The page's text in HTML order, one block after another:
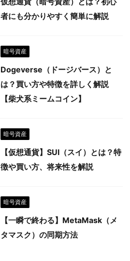
者にも分かりやすく簡単に解説
暗号資産
Dogeverse（ドージバース）と
は？買い方や特徴を詳しく解説
【柴犬系ミームコイン】
暗号資産
【仮想通貨】SUI（スイ）とは？特
徴や買い方、将来性を解説
暗号資産
【一瞬で終わる】MetaMask（メ
タマスク）の同期方法